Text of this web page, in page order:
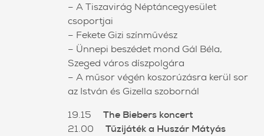
– A Tiszavirág Néptáncegyesület
csoportjai
– Fekete Gizi színművész
– Ünnepi beszédet mond Gál Béla,
Szeged város díszpolgára
– A műsor végén koszorúzásra kerül sor
az István és Gizella szobornál
19.15 The Biebers koncert
21.00 Tűzijáték a Huszár Mátyás